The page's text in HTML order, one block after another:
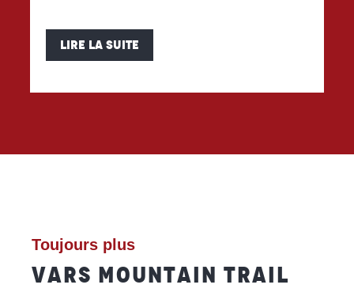
LIRE LA SUITE
Toujours plus
VARS MOUNTAIN TRAIL